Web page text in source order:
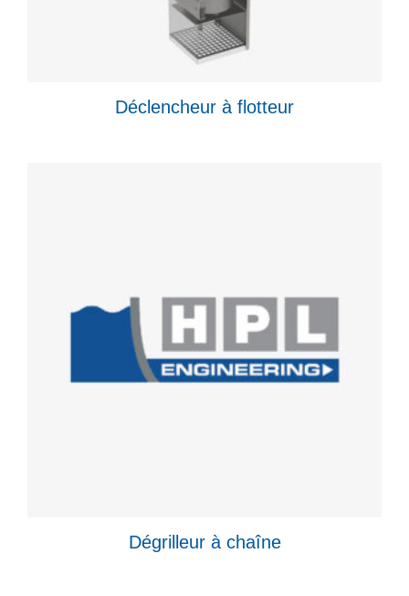
Déclencheur à flotteur
Dégrilleur à chaîne